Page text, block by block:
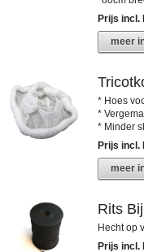
Prijs incl.
meer
* Hoes
*
* Minder
Prijs incl.
meer
Rits
Hecht op
Prijs incl.